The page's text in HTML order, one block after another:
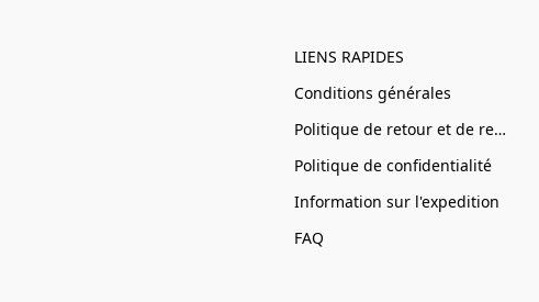
LIENS RAPIDES
Conditions générales
Politique de retour et de remboursement
Politique de confidentialité
Information sur l'expedition
FAQ